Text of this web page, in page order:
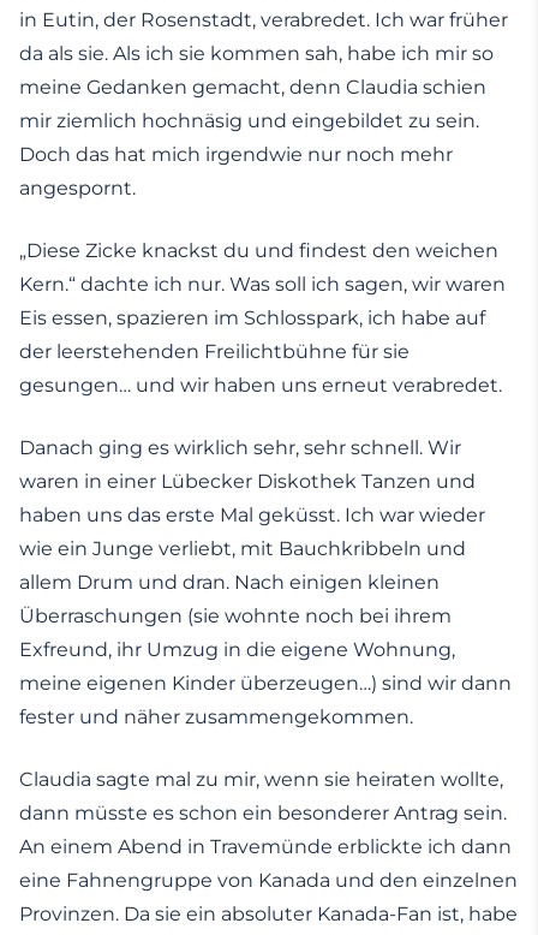
in Eutin, der Rosenstadt, verabredet. Ich war früher
da als sie. Als ich sie kommen sah, habe ich mir so
meine Gedanken gemacht, denn Claudia schien
mir ziemlich hochnäsig und eingebildet zu sein.
Doch das hat mich irgendwie nur noch mehr
angespornt.
„Diese Zicke knackst du und findest den weichen
Kern.“ dachte ich nur. Was soll ich sagen, wir waren
Eis essen, spazieren im Schlosspark, ich habe auf
der leerstehenden Freilichtbühne für sie
gesungen… und wir haben uns erneut verabredet.
Danach ging es wirklich sehr, sehr schnell. Wir
waren in einer Lübecker Diskothek Tanzen und
haben uns das erste Mal geküsst. Ich war wieder
wie ein Junge verliebt, mit Bauchkribbeln und
allem Drum und dran. Nach einigen kleinen
Überraschungen (sie wohnte noch bei ihrem
Exfreund, ihr Umzug in die eigene Wohnung,
meine eigenen Kinder überzeugen…) sind wir dann
fester und näher zusammengekommen.
Claudia sagte mal zu mir, wenn sie heiraten wollte,
dann müsste es schon ein besonderer Antrag sein.
An einem Abend in Travemünde erblickte ich dann
eine Fahnengruppe von Kanada und den einzelnen
Provinzen. Da sie ein absoluter Kanada-Fan ist, habe